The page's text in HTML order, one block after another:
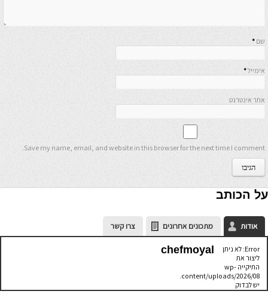
שם *
אימייל*
אתר אינטרנט
Save my name, email, and website in this browser for the next time I comment.
על הכותב
אודות מתכונים אחרונים צרו קשר
Error: לא ניתן
ליצור את
התיקייה wp-
content/uploads/2026/08.
יש לבדוק
שתיקיית האב
chefmoyal